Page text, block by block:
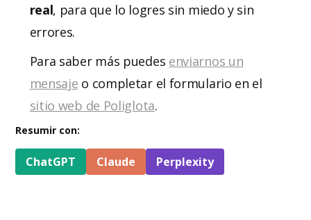
real, para que lo logres sin miedo y sin
errores.
Para saber más puedes enviarnos un
mensaje o completar el formulario en el
sitio web de Poliglota.
Resumir con:
ChatGPT Claude Perplexity